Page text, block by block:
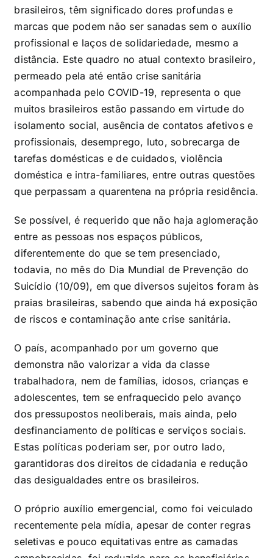
brasileiros, têm significado dores profundas e
marcas que podem não ser sanadas sem o auxílio
profissional e laços de solidariedade, mesmo a
distância. Este quadro no atual contexto brasileiro,
permeado pela até então crise sanitária
acompanhada pelo COVID-19, representa o que
muitos brasileiros estão passando em virtude do
isolamento social, ausência de contatos afetivos e
profissionais, desemprego, luto, sobrecarga de
tarefas domésticas e de cuidados, violência
doméstica e intra-familiares, entre outras questões
que perpassam a quarentena na própria residência.
Se possível, é requerido que não haja aglomeração
entre as pessoas nos espaços públicos,
diferentemente do que se tem presenciado,
todavia, no mês do Dia Mundial de Prevenção do
Suicídio (10/09), em que diversos sujeitos foram às
praias brasileiras, sabendo que ainda há exposição
de riscos e contaminação ante crise sanitária.
O país, acompanhado por um governo que
demonstra não valorizar a vida da classe
trabalhadora, nem de famílias, idosos, crianças e
adolescentes, tem se enfraquecido pelo avanço
dos pressupostos neoliberais, mais ainda, pelo
desfinanciamento de políticas e serviços sociais.
Estas políticas poderiam ser, por outro lado,
garantidoras dos direitos de cidadania e redução
das desigualdades entre os brasileiros.
O próprio auxílio emergencial, como foi veiculado
recentemente pela mídia, apesar de conter regras
seletivas e pouco equitativas entre as camadas